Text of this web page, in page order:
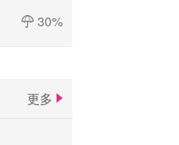
30%
更多